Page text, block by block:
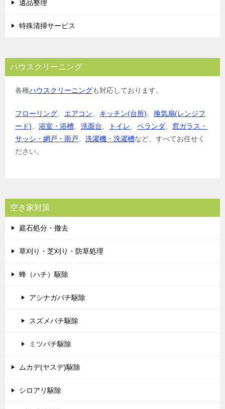
遺品整理
特殊清掃サービス
ハウスクリーニング
各種ハウスクリーニングも対応しております。
フローリング、 エアコン、 キッチン(台所)、 換気扇(レンジフ
ード)、 浴室・浴槽、 洗面台、 トイレ、 ベランダ、 窓ガラス・
サッシ・網戸・雨戸、 洗濯機・洗濯槽など、すべてお任せく
ださい。
空き家対策
庭石処分・撤去
草刈り・芝刈り・防草処理
蜂（ハチ）駆除
アシナガバチ駆除
スズメバチ駆除
ミツバチ駆除
ムカデ(ヤスデ)駆除
シロアリ駆除